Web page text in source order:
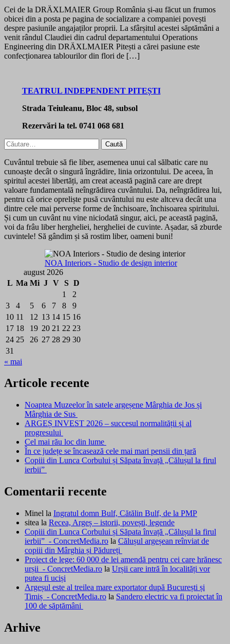
Cei de la DRÄXLMAIER Group România și-au făcut un frumos
obicei din a posta pe pagina de socializare a companiei povești
despre pasiunile angajaților proprii. La sfârșitul acestei săptămâni a
venit rândul Claudiei din cadrul departamentului Operations
Engineering din DRÄXLMAIER Pitești a cărei pasiune este
confecționarea tablourilor din flori de […]
TEATRUL INDEPENDENT PITEȘTI
Strada Teiuleanu, Bloc 48, subsol
Rezervări la tel. 0741 068 681
Caută
după:
Cuvântul trebuie să fie liber, asemenea unui cal sălbatic care nu
cunoaște decât o singură îngrădire, linia orizontului. De aceea, în
spiritul acestei libertăți, am creat această pagină care are drept
valoare fundamentală neîngrădirea cuvântului. Da, neîngrădirea lui,
pentru că orice opreliște pusă cuvântului nu este altceva decât una
dintre cele mai perverse forme de închisoare, închisoarea spiritului.
Și cum un cuvânt nu vine niciodată singur, aici, pe această pagină,
voi da frâu liber hergheliei, hergheliei de cuvinte. Așadar, să zburde
cuvintele! Să gândim și să rostim liber, oameni buni!
NOA Interiors - Studio de design interior
august 2026
L Ma Mi J V S D
1
2
3
4 5 6 7 8
9
10 11 12 13 14 15 16
17 18 19 20 21 22 23
24 25 26 27 28 29 30
31
« mai
Articole recente
Noaptea Muzeelor în satele argeșene Mârghia de Jos și
Mârghia de Sus
ARGEȘ INVEST 2026 – succesul normalității și al
progresului
Cel mai rău loc din lume
În ce județe se încasează cele mai mari pensii din țară
Copiii din Lunca Corbului și Săpata învață „Călușul la firul
ierbii”
Comentarii recente
Minel la Ingratul domn Bulf, Cătălin Bulf, de la PMP
sitea la Recea, Argeș – istorii, povești, legende
Copiii din Lunca Corbului și Săpata învață „Călușul la firul
ierbii” - ConcretMedia.ro la Călușul argeșean reînviat de
copiii din Mârghia și Pădureți
Proiect de lege: 60 000 de lei amendă pentru cei care hrănesc
urșii - ConcretMedia.ro la Urșii care intră în localități vor
putea fi uciși
Argeșul este al treilea mare exportator după București și
Timiș - ConcretMedia.ro la Sandero electric va fi proiectat în
100 de săptămâni
Arhive